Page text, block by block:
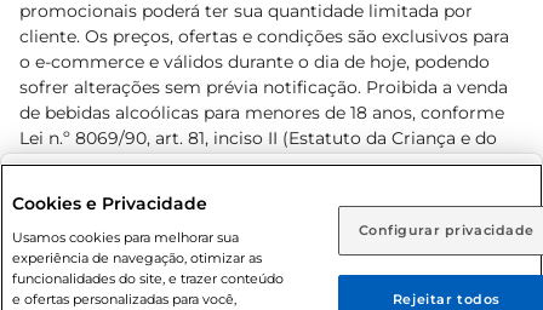
Rio de Janeiro (RJ) Goiás (GO)
Ou
promocionais poderá ter sua quantidade limitada por
cliente. Os preços, ofertas e condições são exclusivos para
o e-commerce e válidos durante o dia de hoje, podendo
sofrer alterações sem prévia notificação. Proibida a venda
de bebidas alcoólicas para menores de 18 anos, conforme
Lei n.º 8069/90, art. 81, inciso II (Estatuto da Criança e do
Adolescente). Preços e condições exclusivos para o
prévio. O valor mínimo para as compras on-line é de R$
80,00.
Cookies e Privacidade
Usamos cookies para melhorar sua
experiência de navegação, otimizar as
funcionalidades do site, e trazer conteúdo
e ofertas personalizadas para você,
Configurar privacidade
Rejeitar todos